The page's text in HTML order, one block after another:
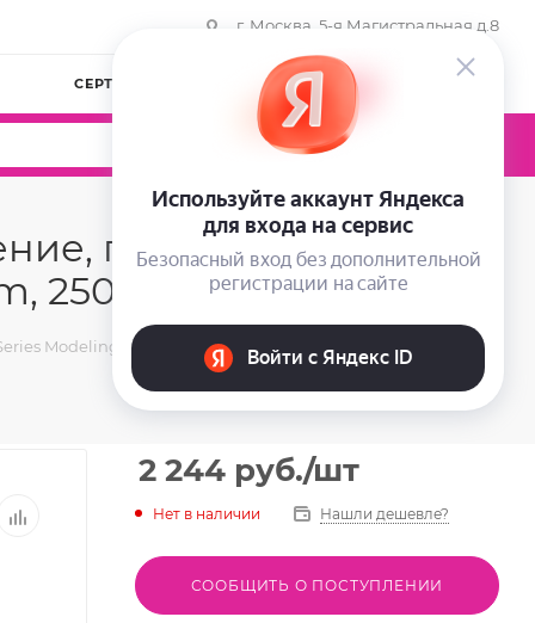
г. Москва, 5-я Магистральная д.8
СЕРТИФИКАТЫ КОМПАНИЯ
0
питание,
250 мл
Modeling Cream, 250 мл
2 244 руб./шт
Нет в наличии Нашли дешевле?
СООБЩИТЬ О ПОСТУПЛЕНИИ